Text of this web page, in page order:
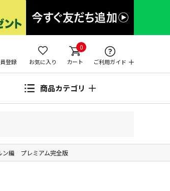
登録 お気に入り
0
カート ご利用ガイド
商品カテゴリ
編 プレミアム完全版